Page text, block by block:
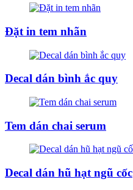
Đặt in tem nhãn
Decal dán bình ắc quy
Tem dán chai serum
Decal dán hũ hạt ngũ cốc